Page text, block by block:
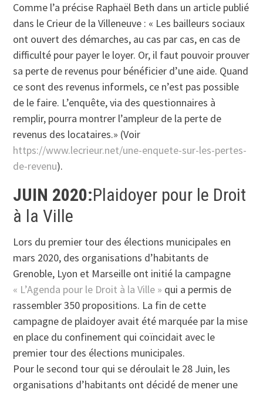
Comme l’a précise Raphaël Beth dans un article publié
dans le Crieur de la Villeneuve : « Les bailleurs sociaux
ont ouvert des démarches, au cas par cas, en cas de
difficulté pour payer le loyer. Or, il faut pouvoir prouver
sa perte de revenus pour bénéficier d’une aide. Quand
ce sont des revenus informels, ce n’est pas possible
de le faire. L’enquête, via des questionnaires à
remplir, pourra montrer l’ampleur de la perte de
revenus des locataires.» (Voir
https://www.lecrieur.net/une-enquete-sur-les-pertes-
de-revenu).
JUIN 2020:Plaidoyer pour le Droit
à la Ville
Lors du premier tour des élections municipales en
mars 2020, des organisations d’habitants de
Grenoble, Lyon et Marseille ont initié la campagne
« L’Agenda pour le Droit à la Ville » qui a permis de
rassembler 350 propositions. La fin de cette
campagne de plaidoyer avait été marquée par la mise
en place du confinement qui coïncidait avec le
premier tour des élections municipales.
Pour le second tour qui se déroulait le 28 Juin, les
organisations d’habitants ont décidé de mener une